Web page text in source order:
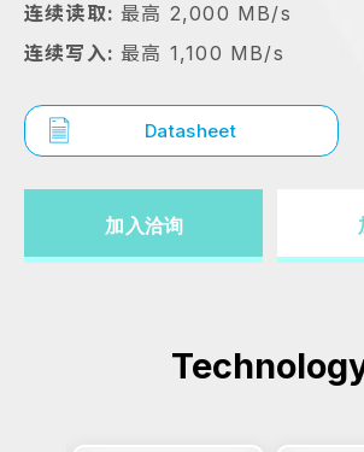
连续读取: 最高 2,000 MB/s
连续写入: 最高 1,100 MB/s
Datasheet
加入洽询